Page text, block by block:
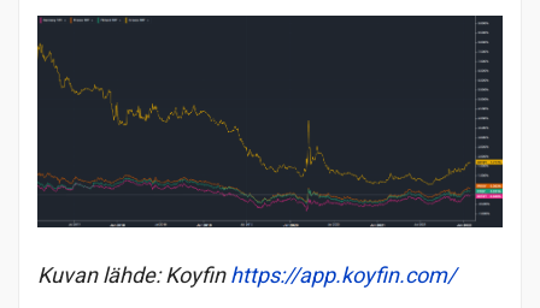
Kuvan lähde: Koyfinhttps://app.koyfin.com/